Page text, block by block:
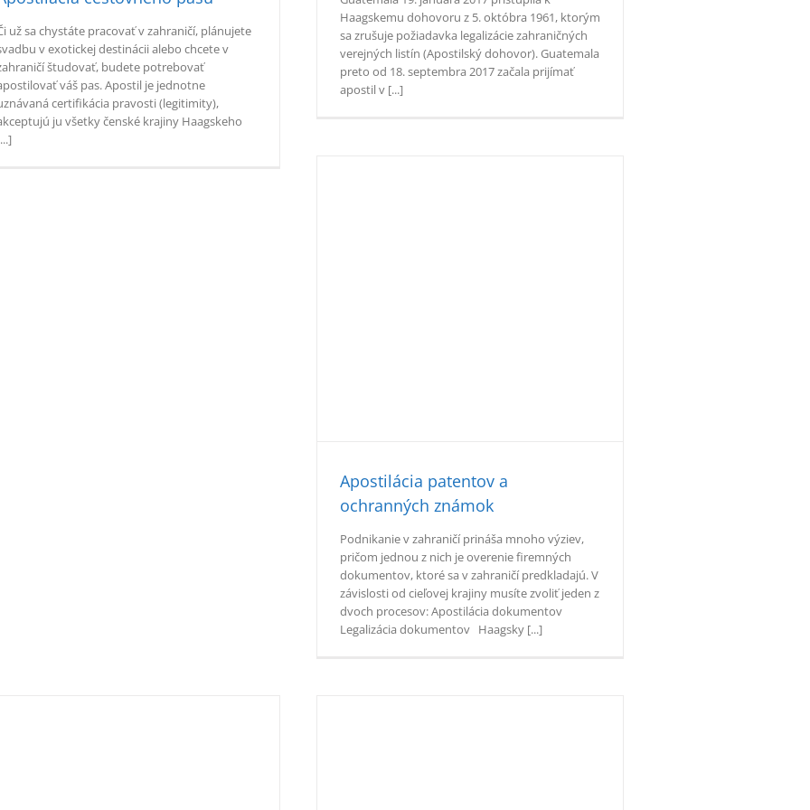
už sa chystáte pracovať v zahraničí, plánujete
v exotickej destinácii alebo chcete v
študovať, budete potrebovať
váš pas. Apostil je jednotne
certifikácia pravosti (legitimity),
ju všetky čenské krajiny Haagskeho
Haagskemu dohovoru z 5. októbra 1961, ktorým
sa zrušuje požiadavka legalizácie zahraničných
verejných listín (Apostilský dohovor). Guatemala
preto od 18. septembra 2017 začala prijímať
apostil v [...]
Apostilácia patentov a
ochranných známok
Podnikanie v zahraničí prináša mnoho výziev,
pričom jednou z nich je overenie firemných
dokumentov, ktoré sa v zahraničí predkladajú. V
závislosti od cieľovej krajiny musíte zvoliť jeden z
dvoch procesov: Apostilácia dokumentov
Legalizácia dokumentov Haagsky [...]